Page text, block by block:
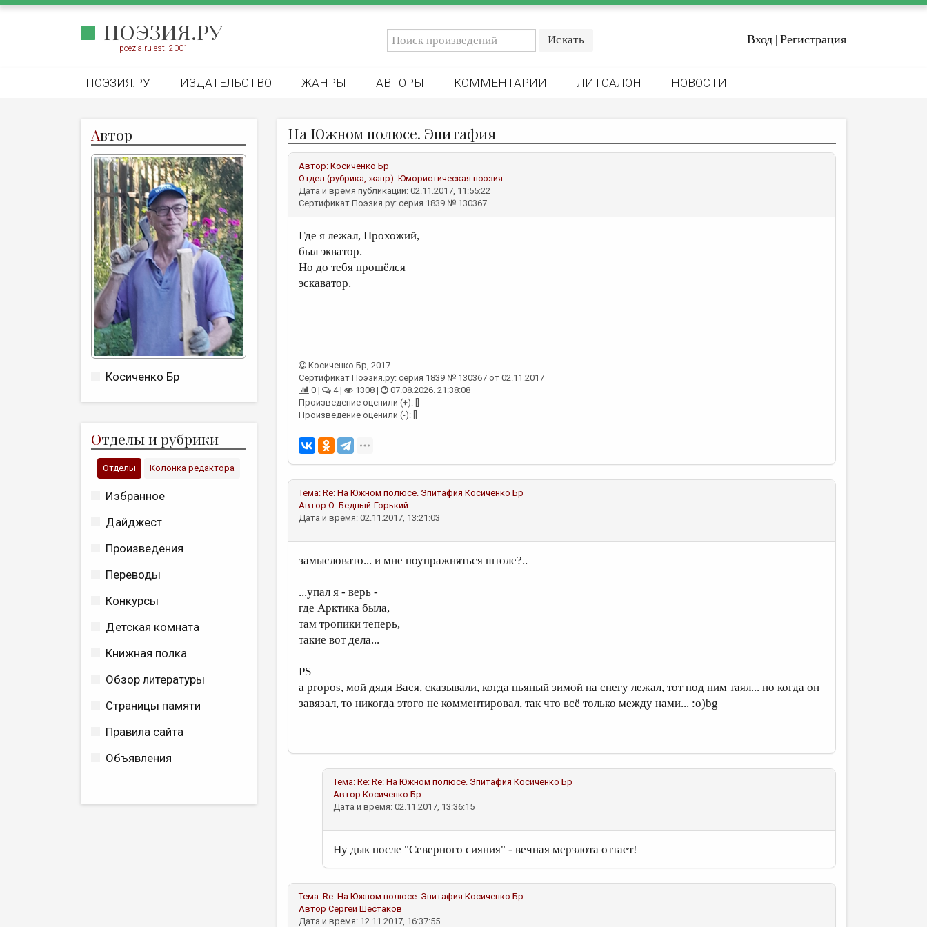
ПОЭЗИЯ.РУ
poezia.ru est. 2001
Вход | Регистрация
ПОЭЗИЯ.РУ ИЗДАТЕЛЬСТВО ЖАНРЫ АВТОРЫ КОММЕНТАРИИ ЛИТСАЛОН НОВОСТИ
Автор
Косиченко Бр
Отделы и рубрики
Отделы Колонка редактора
Избранное
Дайджест
Произведения
Переводы
Конкурсы
Детская комната
Книжная полка
Обзор литературы
Страницы памяти
Правила сайта
Объявления
На Южном полюсе. Эпитафия
Автор: Косиченко Бр
Отдел (рубрика, жанр): Юмористическая поэзия
Дата и время публикации: 02.11.2017, 11:55:22
Сертификат Поэзия.ру: серия 1839 № 130367
Где я лежал, Прохожий,
был экватор.
Но до тебя прошёлся
эскаватор.
Косиченко Бр, 2017
Сертификат Поэзия.ру: серия 1839 № 130367 от 02.11.2017
0 |
4 | 1308 |
07.08.2026. 21:38:08
Произведение оценили (+): []
Произведение оценили (-): []
Тема: Re: На Южном полюсе. Эпитафия Косиченко Бр
Автор О. Бедный-Горький
Дата и время: 02.11.2017, 13:21:03
замысловато... и мне поупражняться штоле?..
...упал я - верь -
где Арктика была,
там тропики теперь,
такие вот дела...
PS
a propos, мой дядя Вася, сказывали, когда пьяный зимой на снегу лежал, тот под ним таял... но когда он
завязал, то никогда этого не комментировал, так что всё только между нами... :о)bg
Тема: Re: Re: На Южном полюсе. Эпитафия Косиченко Бр
Автор Косиченко Бр
Дата и время: 02.11.2017, 13:36:15
Ну дык после "Северного сияния" - вечная мерзлота оттает!
Тема: Re: На Южном полюсе. Эпитафия Косиченко Бр
Автор Сергей Шестаков
Дата и время: 12.11.2017, 16:37:55